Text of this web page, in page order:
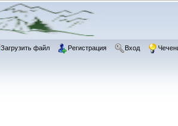
Загрузить файл Регистрация Вход